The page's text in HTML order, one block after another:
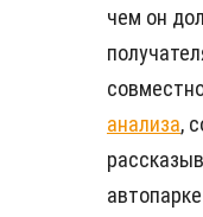
чем он
анализа,